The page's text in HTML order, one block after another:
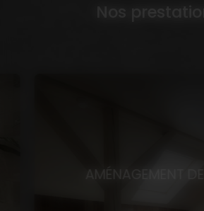
Nos
AMÉNAGEMENT DE